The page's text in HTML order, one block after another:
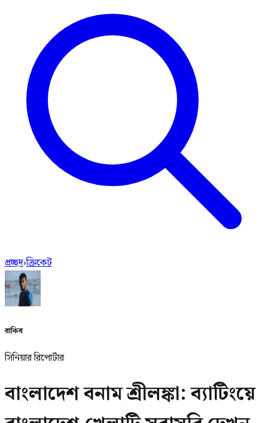
প্রচ্ছদ›ক্রিকেট
রাকিব
সিনিয়ার রিপোর্টার
বাংলাদেশ বনাম শ্রীলঙ্কা: ব্যাটিংয়ে